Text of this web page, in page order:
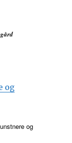
og
og